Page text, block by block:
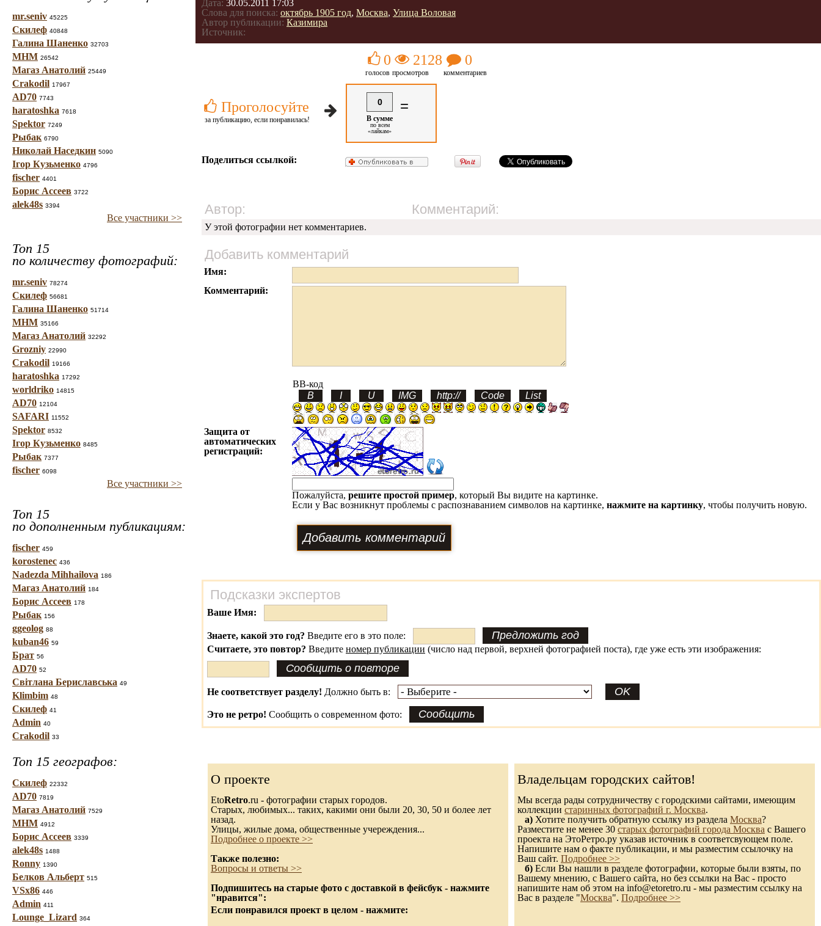
mr.seniv 45225
Скилеф 40848
Галина Шаненко 32703
МНМ 26542
Магаз Анатолий 25449
Crakodil 17967
AD70 7743
haratoshka 7618
Spektor 7249
Рыбак 6790
Николай Наседкин 5090
Ігор Кузьменко 4796
fischer 4401
Борис Ассеев 3722
alek48s 3394
Все участники >>
Топ 15
по количеству фотографий:
mr.seniv 78274
Скилеф 56681
Галина Шаненко 51714
МНМ 35166
Магаз Анатолий 32292
Grozniy 22990
Crakodil 19166
haratoshka 17292
worldriko 14815
AD70 12104
SAFARI 11552
Spektor 8532
Ігор Кузьменко 8485
Рыбак 7377
fischer 6098
Все участники >>
Топ 15
по дополненным публикациям:
fischer 459
korostenec 436
Nadezda Mihhailova 186
Магаз Анатолий 184
Борис Ассеев 178
Рыбак 156
ggeolog 88
kuban46 59
Брат 56
AD70 52
Світлана Бериславська 49
Klimbim 48
Скилеф 41
Admin 40
Crakodil 33
Топ 15 географов:
Скилеф 22332
AD70 7819
Магаз Анатолий 7529
МНМ 4912
Борис Ассеев 3339
alek48s 1488
Ronny 1390
Белков Альберт 515
VSx86 446
Admin 411
Lounge_Lizard 364
Дата: 30.05.2011 17:03
Слова для поиска: октябрь 1905 год, Москва, Улица Воловая
Автор публикации: Казимира
Источник:
Проголосуйте
за публикацию, если понравилась!
0
голосов
2128
просмотров
0
комментариев
0
В сумме
по всем
«лайкам»
=
Поделиться ссылкой:
Автор: Комментарий:
У этой фотографии нет комментариев.
Добавить комментарий
Имя:
Комментарий:
BB-код
Защита от
автоматических
регистраций:
Пожалуйста, решите простой пример, который Вы видите на картинке.
Если у Вас возникнут проблемы с распознаванием символов на картинке, нажмите на картинку, чтобы получить новую.
Подсказки экспертов
Ваше Имя:
Знаете, какой это год? Введите его в это поле:
Считаете, это повтор? Введите номер публикации (число над первой, верхней фотографией поста), где уже есть эти изображения:
Не соответствует разделу! Должно быть в:
Это не ретро! Сообщить о современном фото:
О проекте
EtoRetro.ru - фотографии старых городов.
Старых, любимых... таких, какими они были 20, 30, 50 и более лет
назад.
Улицы, жилые дома, общественные учереждения...
Подробнее о проекте >>
Также полезно:
Вопросы и ответы >>
Подпишитесь на старые фото с доставкой в фейсбук - нажмите
"нравится":
Если понравился проект в целом - нажмите:
Владельцам городских сайтов!
Мы всегда рады сотрудничеству с городскими сайтами, имеющим
коллекции старинных фотографий г. Москва.
а) Хотите получить обратную ссылку из раздела Москва?
Разместите не менее 30 старых фотографий города Москва с Вашего
проекта на ЭтоРетро.ру указав источник в соответсвующем поле.
Напишите нам о факте публикации, и мы разместим ссылочку на
Ваш сайт. Подробнее >>
б) Если Вы нашли в разделе фотографии, которые были взяты, по
Вашему мнению, с Вашего сайта, но без ссылки на Вас - просто
напишите нам об этом на info@etoretro.ru - мы разместим ссылку на
Вас в разделе "Москва". Подробнее >>